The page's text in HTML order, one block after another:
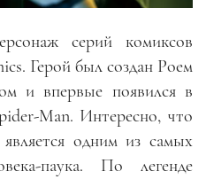
серий комиксов
Герой был создан Роем
и впервые появился в
Man. Интересно, что
одним из самых
паука. По легенде